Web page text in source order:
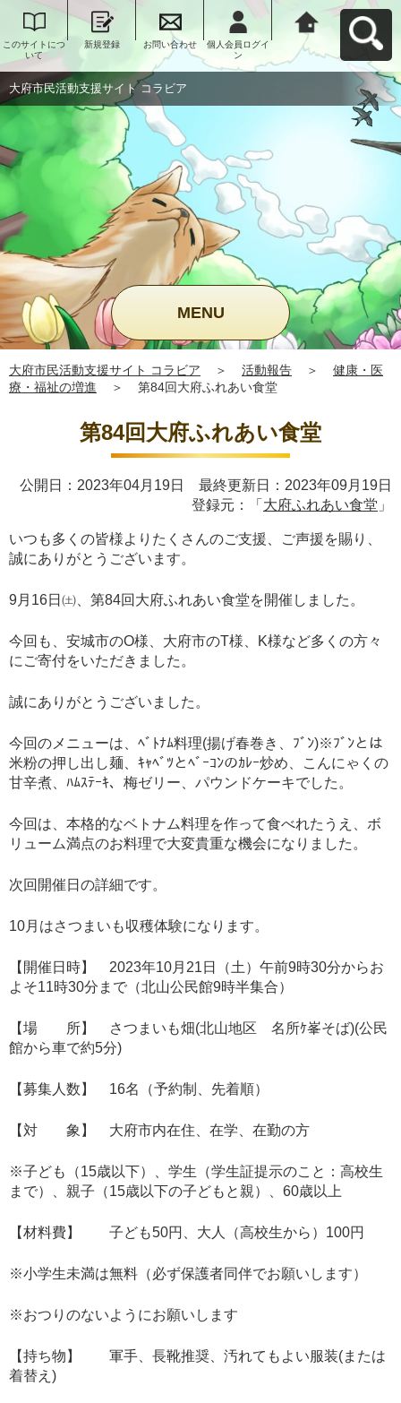
このサイトにつ
いて
新規登録 お問い合わせ
個人会員ログイ
ン
大府市民活動支
援サイト コラビ
アへ戻る
大府市民活動支援サイト コラビア
MENU
大府市民活動支援サイト コラビア ＞ 活動報告 ＞
健康・医
療・福祉の増進
＞ 第84回大府ふれあい食堂
第84回大府ふれあい食堂
公開日：2023年04月19日 最終更新日：2023年09月19日
登録元：「 大府ふれあい食堂 」
いつも多くの皆様よりたくさんのご支援、ご声援を賜り、
誠にありがとうございます。
9月16日㈯、第84回大府ふれあい食堂を開催しました。
今回も、安城市のO様、大府市のT様、K様など多くの方々
にご寄付をいただきました。
誠にありがとうございました。
今回のメニューは、ﾍﾞﾄﾅﾑ料理(揚げ春巻き、ﾌﾞﾝ)※ﾌﾞﾝとは
米粉の押し出し麺、ｷｬﾍﾞﾂとﾍﾞｰｺﾝのｶﾚｰ炒め、こんにゃくの
甘辛煮、ﾊﾑｽﾃｰｷ、梅ゼリー、パウンドケーキでした。
今回は、本格的なベトナム料理を作って食べれたうえ、ボ
リューム満点のお料理で大変貴重な機会になりました。
次回開催日の詳細です。
10月はさつまいも収穫体験になります。
【開催日時】 2023年10月21日（土）午前9時30分からお
よそ11時30分まで（北山公民館9時半集合）
【場 所】 さつまいも畑(北山地区 名所ｹ峯そば)(公民
館から車で約5分)
【募集人数】 16名（予約制、先着順）
【対 象】 大府市内在住、在学、在勤の方
※子ども（15歳以下）、学生（学生証提示のこと：高校生
まで）、親子（15歳以下の子どもと親）、60歳以上
【材料費】 子ども50円、大人（高校生から）100円
※小学生未満は無料（必ず保護者同伴でお願いします）
※おつりのないようにお願いします
【持ち物】 軍手、長靴推奨、汚れてもよい服装(または
着替え)